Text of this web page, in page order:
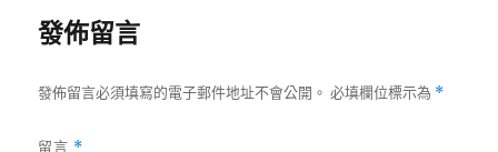
發佈留言
發佈留言必須填寫的電子郵件地址不會公開。 必填欄位標示為 *
留言 *